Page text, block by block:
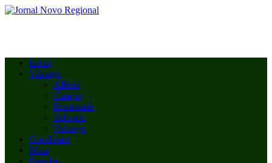
Início
Valongo
Alfena
Campo
Ermesinde
Sobrado
Valongo
Gondomar
Maia